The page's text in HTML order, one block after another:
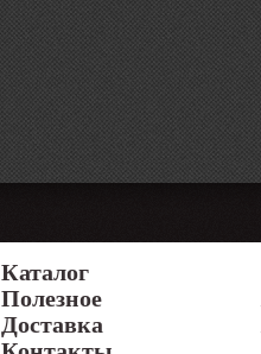
Каталог
Полезное
Доставка